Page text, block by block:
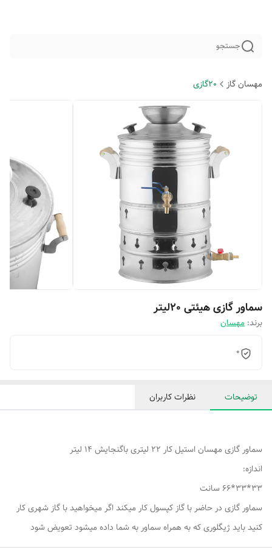
جستجو
مهسان گاز 20گازی
سماور گازی هیئتی 20لیتر
برند: مهسان
0
توضیحات نظرات کاربران
سماور گازی مهسان استیل کار 22 لیتری باگنجایش 14 لیتر
اندازه:
33*33*66 سانت
سماور گازی در حاضر با گاز کپسول کار میکند اگر میخواهید با گاز شهری کار
کنید باید ژیگلوری که به همراه سماور به شما داده میشود تعویض شود